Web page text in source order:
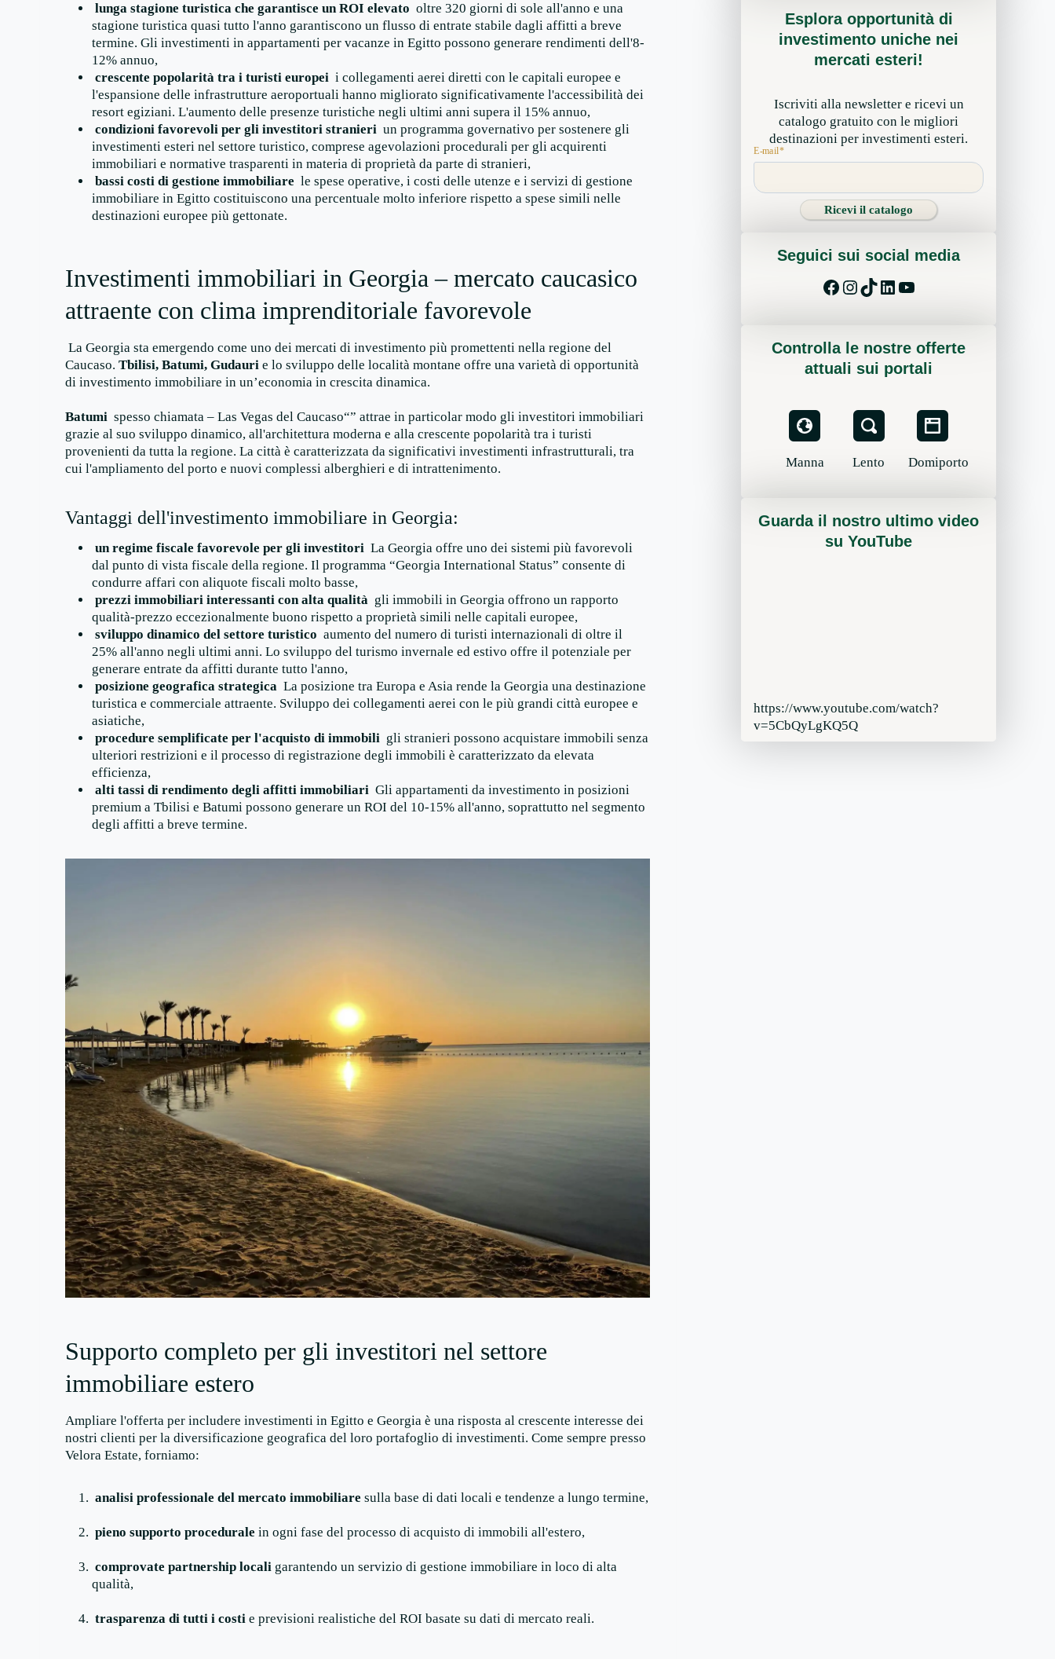
lunga stagione turistica che garantisce un ROI elevato oltre 320 giorni di sole all'anno e una
stagione turistica quasi tutto l'anno garantiscono un flusso di entrate stabile dagli affitti a breve
termine. Gli investimenti in appartamenti per vacanze in Egitto possono generare rendimenti dell'8-
12% annuo,
crescente popolarità tra i turisti europei i collegamenti aerei diretti con le capitali europee e
l'espansione delle infrastrutture aeroportuali hanno migliorato significativamente l'accessibilità dei
resort egiziani. L'aumento delle presenze turistiche negli ultimi anni supera il 15% annuo,
condizioni favorevoli per gli investitori stranieri un programma governativo per sostenere gli
investimenti esteri nel settore turistico, comprese agevolazioni procedurali per gli acquirenti
immobiliari e normative trasparenti in materia di proprietà da parte di stranieri,
bassi costi di gestione immobiliare le spese operative, i costi delle utenze e i servizi di gestione
immobiliare in Egitto costituiscono una percentuale molto inferiore rispetto a spese simili nelle
destinazioni europee più gettonate.
Investimenti immobiliari in Georgia – mercato caucasico
attraente con clima imprenditoriale favorevole
La Georgia sta emergendo come uno dei mercati di investimento più promettenti nella regione del
Caucaso. Tbilisi, Batumi, Gudauri e lo sviluppo delle località montane offre una varietà di opportunità
di investimento immobiliare in un’economia in crescita dinamica.
Batumi spesso chiamata – Las Vegas del Caucaso“” attrae in particolar modo gli investitori immobiliari
grazie al suo sviluppo dinamico, all'architettura moderna e alla crescente popolarità tra i turisti
provenienti da tutta la regione. La città è caratterizzata da significativi investimenti infrastrutturali, tra
cui l'ampliamento del porto e nuovi complessi alberghieri e di intrattenimento.
Vantaggi dell'investimento immobiliare in Georgia:
un regime fiscale favorevole per gli investitori La Georgia offre uno dei sistemi più favorevoli
dal punto di vista fiscale della regione. Il programma “Georgia International Status” consente di
condurre affari con aliquote fiscali molto basse,
prezzi immobiliari interessanti con alta qualità gli immobili in Georgia offrono un rapporto
qualità-prezzo eccezionalmente buono rispetto a proprietà simili nelle capitali europee,
sviluppo dinamico del settore turistico aumento del numero di turisti internazionali di oltre il
25% all'anno negli ultimi anni. Lo sviluppo del turismo invernale ed estivo offre il potenziale per
generare entrate da affitti durante tutto l'anno,
posizione geografica strategica La posizione tra Europa e Asia rende la Georgia una destinazione
turistica e commerciale attraente. Sviluppo dei collegamenti aerei con le più grandi città europee e
asiatiche,
procedure semplificate per l'acquisto di immobili gli stranieri possono acquistare immobili senza
ulteriori restrizioni e il processo di registrazione degli immobili è caratterizzato da elevata
efficienza,
alti tassi di rendimento degli affitti immobiliari Gli appartamenti da investimento in posizioni
premium a Tbilisi e Batumi possono generare un ROI del 10-15% all'anno, soprattutto nel segmento
degli affitti a breve termine.
Supporto completo per gli investitori nel settore
immobiliare estero
Ampliare l'offerta per includere investimenti in Egitto e Georgia è una risposta al crescente interesse dei
nostri clienti per la diversificazione geografica del loro portafoglio di investimenti. Come sempre presso
Velora Estate, forniamo:
analisi professionale del mercato immobiliare sulla base di dati locali e tendenze a lungo termine,
pieno supporto procedurale in ogni fase del processo di acquisto di immobili all'estero,
comprovate partnership locali garantendo un servizio di gestione immobiliare in loco di alta
qualità,
trasparenza di tutti i costi e previsioni realistiche del ROI basate su dati di mercato reali.
Esplora opportunità di
investimento uniche nei
mercati esteri!
Iscriviti alla newsletter e ricevi un
catalogo gratuito con le migliori
destinazioni per investimenti esteri.
E-mail*
Ricevi il catalogo
Seguici sui social media
Facebook
Instagram
TikTok
LinkedIn
YouTube
Controlla le nostre offerte
attuali sui portali
Manna Lento Domiporto
Guarda il nostro ultimo video
su YouTube
https://www.youtube.com/watch?
v=5CbQyLgKQ5Q